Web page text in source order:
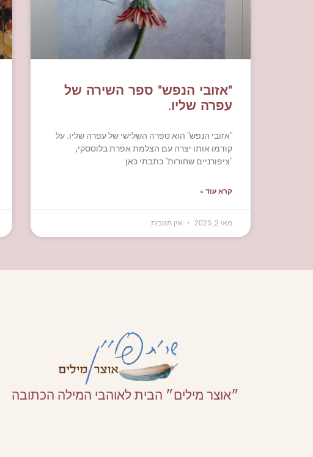
"אזובי הנפש" ספר השירה של
עפרה שליו.
"אזובי הנפש" הוא ספרה השלישי של עפרה שליו. על
קודמו אותו יצרה עם הצלמת אפרת בלוססקי,
"ציפורניים שחורות" כתבתי כאן
קרא עוד »
מאי 2, 2025 אין תגובות
״אוצר מילים״ הבית לאוהבי המילה הכתובה